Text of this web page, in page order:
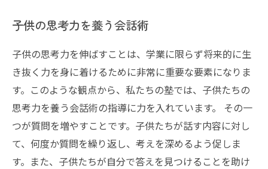
子供の思考力を養う会話術
子供の思考力を伸ばすことは、学業に限らず将来的に生
き抜く力を身に着けるために非常に重要な要素になりま
す。このような観点から、私たちの塾では、子供たちの
思考力を養う会話術の指導に力を入れています。 その一
つが質問を増やすことです。子供たちが話す内容に対し
て、何度か質問を繰り返し、考えを深めるよう促しま
す。また、子供たちが自分で答えを見つけることを助け